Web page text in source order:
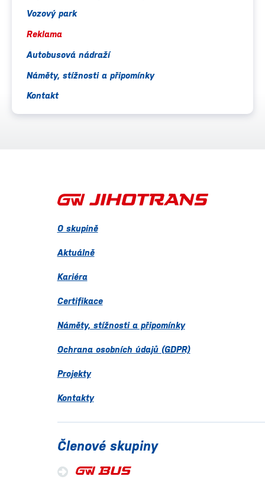
Vozový park
Reklama
Autobusová nádraží
Náměty, stížnosti a připomínky
Kontakt
O skupině
Aktuálně
Kariéra
Certifikace
Náměty, stížnosti a připomínky
Ochrana osobních údajů (GDPR)
Projekty
Kontakty
Členové skupiny